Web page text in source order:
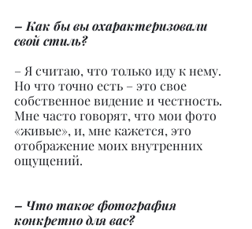
– Как бы вы охарактеризовали
свой стиль?
– Я считаю, что только иду к нему.
Но что точно есть – это свое
собственное видение и честность.
Мне часто говорят, что мои фото
«живые», и, мне кажется, это
отображение моих внутренних
ощущений.
– Что такое фотография
конкретно для вас?